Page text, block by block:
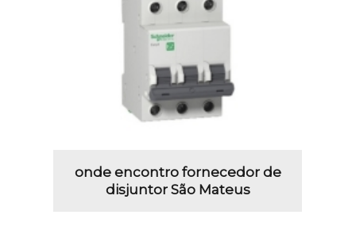
onde encontro fornecedor de
disjuntor São Mateus